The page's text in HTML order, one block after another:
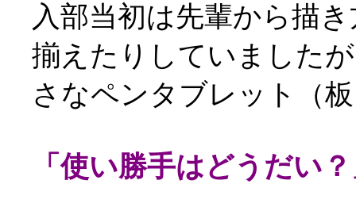
入部当初は先輩から描
揃えたりしていました
さなペンタブレット（
「使い勝手はどうだい